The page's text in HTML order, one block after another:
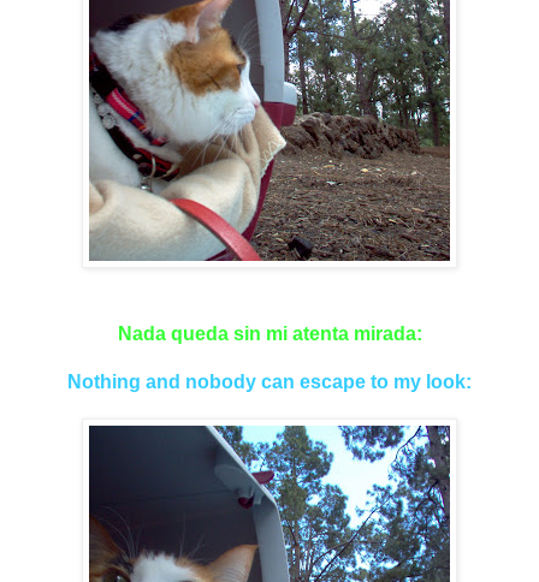
Nada queda sin mi atenta mirada:
Nothing and nobody can escape to my look: